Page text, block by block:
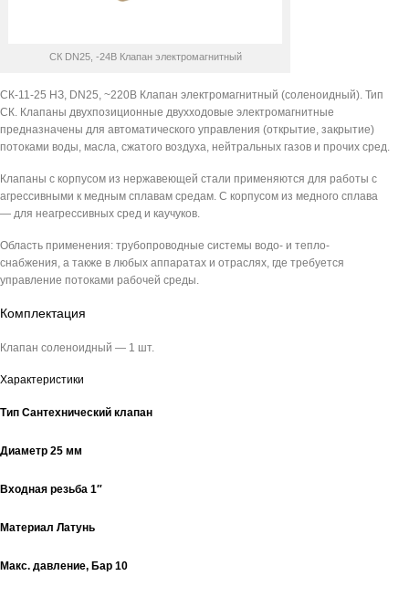
СК DN25, -24В Клапан электромагнитный
СК-11-25 НЗ, DN25, ~220В Клапан электромагнитный (соленоидный). Тип
СК. Клапаны двухпозиционные двухходовые электромагнитные
предназначены для автоматического управления (открытие, закрытие)
потоками воды, масла, сжатого воздуха, нейтральных газов и прочих сред.
Клапаны с корпусом из нержавеющей стали применяются для работы с
агрессивными к медным сплавам средам. С корпусом из медного сплава
— для неагрессивных сред и каучуков.
Область применения: трубопроводные системы водо- и тепло-
снабжения, а также в любых аппаратах и отраслях, где требуется
управление потоками рабочей среды.
Комплектация
Клапан соленоидный — 1 шт.
Характеристики
Тип Сантехнический клапан
Диаметр 25 мм
Входная резьба 1″
Материал Латунь
Макс. давление, Бар 10